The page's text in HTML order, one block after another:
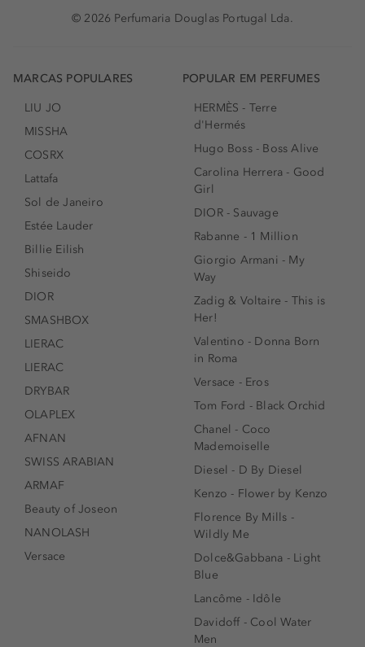
© 2026 Perfumaria Douglas Portugal Lda.
MARCAS POPULARES
LIU JO
MISSHA
COSRX
Lattafa
Sol de Janeiro
Estée Lauder
Billie Eilish
Shiseido
DIOR
SMASHBOX
LIERAC
LIERAC
DRYBAR
OLAPLEX
AFNAN
SWISS ARABIAN
ARMAF
Beauty of Joseon
NANOLASH
Versace
POPULAR EM PERFUMES
HERMÈS - Terre
d'Hermés
Hugo Boss - Boss Alive
Carolina Herrera - Good
Girl
DIOR - Sauvage
Rabanne - 1 Million
Giorgio Armani - My
Way
Zadig & Voltaire - This is
Her!
Valentino - Donna Born
in Roma
Versace - Eros
Tom Ford - Black Orchid
Chanel - Coco
Mademoiselle
Diesel - D By Diesel
Kenzo - Flower by Kenzo
Florence By Mills -
Wildly Me
Dolce&Gabbana - Light
Blue
Lancôme - Idôle
Davidoff - Cool Water
Men